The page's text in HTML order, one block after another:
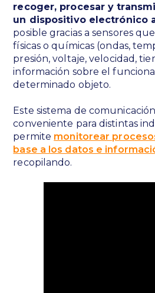
recoger, procesar y
un dispositivo electrónico
posible gracias a sensores
físicas o químicas (ondas,
presión, voltaje, velocidad,
información sobre el
determinado objeto.
Este sistema de
conveniente para distintas
permite monitorear
base a los datos e
recopilando.